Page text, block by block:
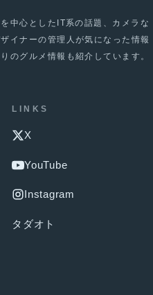
中心としたIT系の話題、カメラな
イナーの管理人が気になった情報
のグルメ情報も紹介しています。
LINKS
X
YouTube
Instagram
タダオト